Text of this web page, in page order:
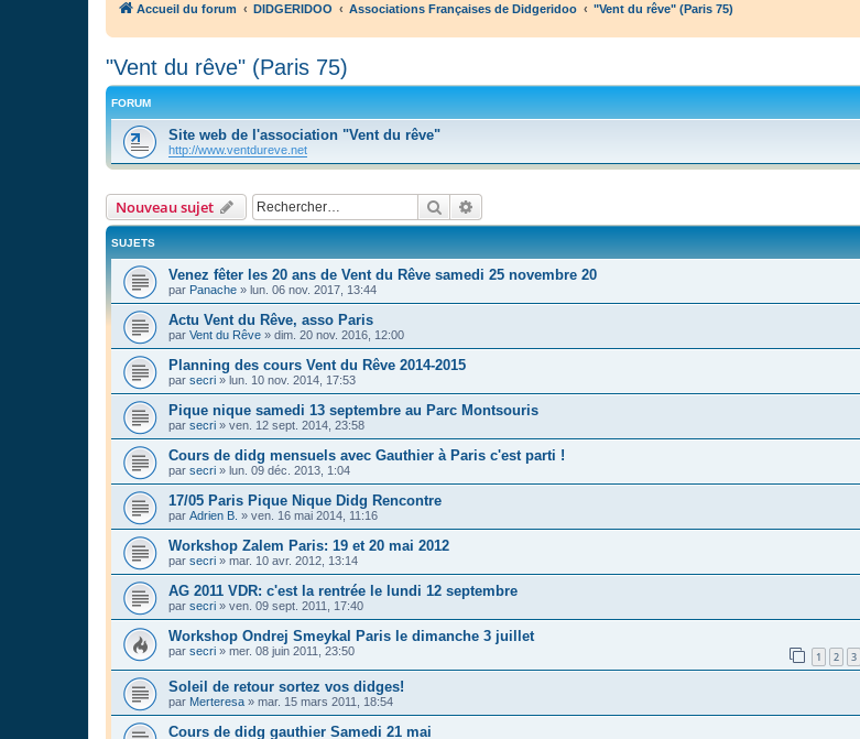
Accueil du forum DIDGERIDOO Associations Françaises de Didgeridoo "Vent du rêve" (Paris 75)
"Vent du rêve" (Paris 75)
FORUM
Site web de l'association "Vent du rêve"
http://www.ventdureve.net
Nouveau sujet Rechercher
SUJETS
Venez fêter les 20 ans de Vent du Rêve samedi 25 novembre 20
par Panache » lun. 06 nov. 2017, 13:44
Actu Vent du Rêve, asso Paris
par Vent du Rêve » dim. 20 nov. 2016, 12:00
Planning des cours Vent du Rêve 2014-2015
par secri » lun. 10 nov. 2014, 17:53
Pique nique samedi 13 septembre au Parc Montsouris
par secri » ven. 12 sept. 2014, 23:58
Cours de didg mensuels avec Gauthier à Paris c'est parti !
par secri » lun. 09 déc. 2013, 1:04
17/05 Paris Pique Nique Didg Rencontre
par Adrien B. » ven. 16 mai 2014, 11:16
Workshop Zalem Paris: 19 et 20 mai 2012
par secri » mar. 10 avr. 2012, 13:14
AG 2011 VDR: c'est la rentrée le lundi 12 septembre
par secri » ven. 09 sept. 2011, 17:40
Workshop Ondrej Smeykal Paris le dimanche 3 juillet
par secri » mer. 08 juin 2011, 23:50 1 2 3
Soleil de retour sortez vos didges!
par Merteresa » mar. 15 mars 2011, 18:54
Cours de didg gauthier Samedi 21 mai